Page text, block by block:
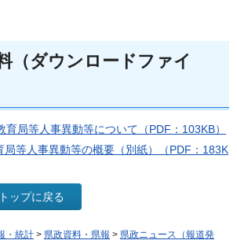
（ダウンロードファイ
局等人事異動等について（PDF：103KB）
局等人事異動等の概要（別紙）（PDF：183K
ップに戻る
・統計 > 県政資料・県報 > 県政ニュース（報道発